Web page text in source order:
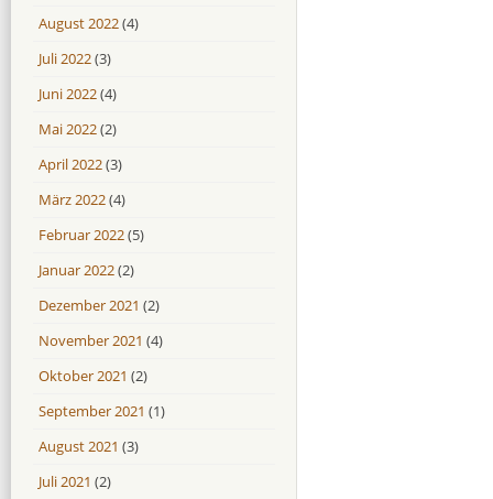
August 2022(4)
Juli 2022(3)
Juni 2022(4)
Mai 2022(2)
April 2022(3)
März 2022(4)
Februar 2022(5)
Januar 2022(2)
Dezember 2021 (2)
November 2021 (4)
Oktober 2021 (2)
September 2021 (1)
August 2021 (3)
Juli 2021 (2)